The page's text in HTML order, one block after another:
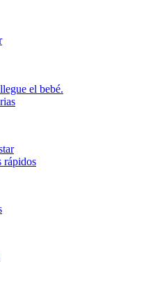
el bebé.
rápidos